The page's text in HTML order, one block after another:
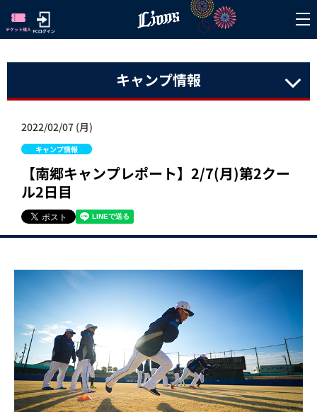
キャンプ情報
2022/02/07 (月)
キャンプ情報
【南郷キャンプレポート】2/7(月)第2クー
ル2日目